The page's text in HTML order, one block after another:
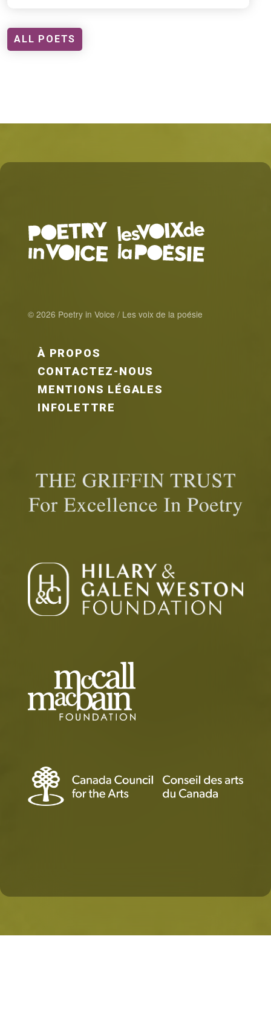
ALL POETS
© 2026 Poetry in Voice / Les voix de la poésie
À PROPOS
CONTACTEZ-NOUS
MENTIONS LÉGALES
INFOLETTRE